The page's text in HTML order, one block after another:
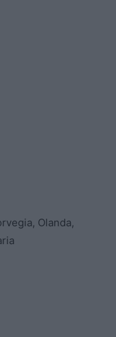
Olanda,